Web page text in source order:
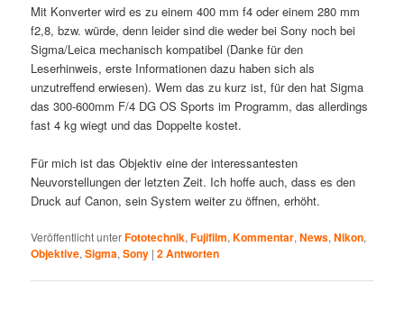
Mit Konverter wird es zu einem 400 mm f4 oder einem 280 mm
f2,8, bzw. würde, denn leider sind die weder bei Sony noch bei
Sigma/Leica mechanisch kompatibel (Danke für den
Leserhinweis, erste Informationen dazu haben sich als
unzutreffend erwiesen). Wem das zu kurz ist, für den hat Sigma
das 300-600mm F/4 DG OS Sports im Programm, das allerdings
fast 4 kg wiegt und das Doppelte kostet.
Für mich ist das Objektiv eine der interessantesten
Neuvorstellungen der letzten Zeit. Ich hoffe auch, dass es den
Druck auf Canon, sein System weiter zu öffnen, erhöht.
Veröffentlicht unterFototechnik,Fujifilm,Kommentar,News,Nikon,
Objektive,Sigma,Sony |2Antworten